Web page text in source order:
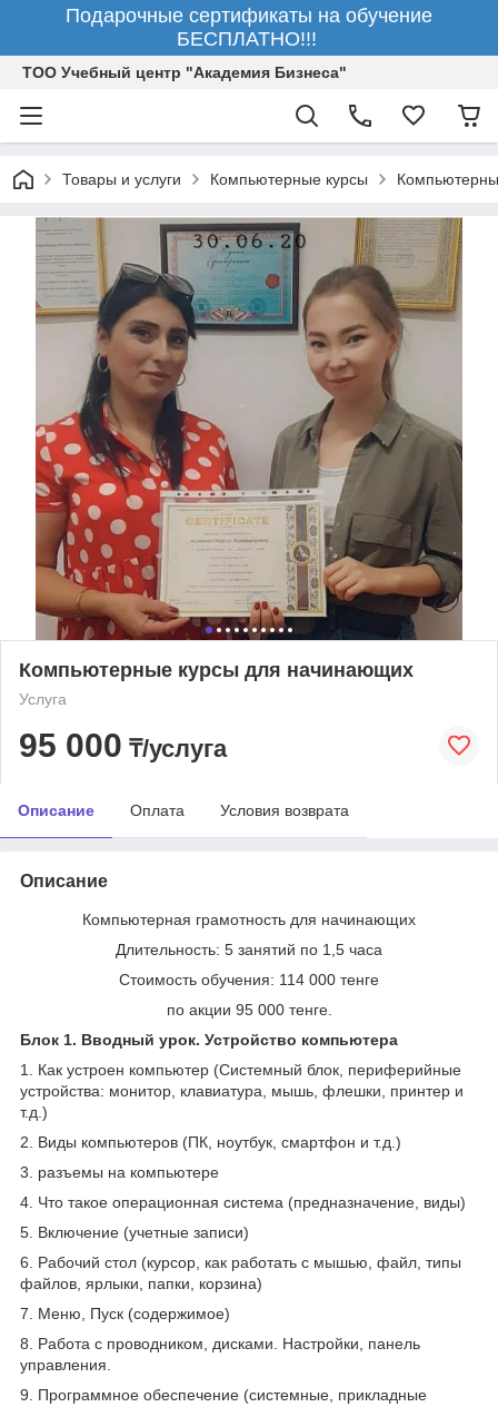
Подарочные сертификаты на обучение
БЕСПЛАТНО!!!
ТОО Учебный центр "Академия Бизнеса"
Товары и услуги Компьютерные курсы
Компьютерные курсы для начинающих
Услуга
95 000 ₸/услуга
Описание Оплата Условия возврата
Описание
Компьютерная грамотность для начинающих
Длительность: 5 занятий по 1,5 часа
Стоимость обучения: 114 000 тенге
по акции 95 000 тенге.
Блок 1. Вводный урок. Устройство компьютера
1. Как устроен компьютер (Системный блок, периферийные
устройства: монитор, клавиатура, мышь, флешки, принтер и
т.д.)
2. Виды компьютеров (ПК, ноутбук, смартфон и т.д.)
3. разъемы на компьютере
4. Что такое операционная система (предназначение, виды)
5. Включение (учетные записи)
6. Рабочий стол (курсор, как работать с мышью, файл, типы
файлов, ярлыки, папки, корзина)
7. Меню, Пуск (содержимое)
8. Работа с проводником, дисками. Настройки, панель
управления.
9. Программное обеспечение (системные, прикладные